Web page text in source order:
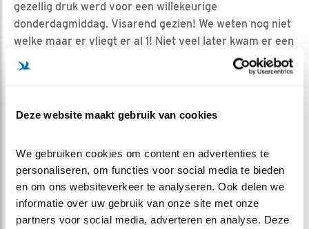
Deze website maakt gebruik van cookies
We gebruiken cookies om content en advertenties te
personaliseren, om functies voor social media te bieden
en om ons websiteverkeer te analyseren. Ook delen we
informatie over uw gebruik van onze site met onze
partners voor social media, adverteren en analyse. Deze
gezellig druk werd voor een willekeurige
donderdagmiddag. Visarend gezien! We weten nog niet
welke maar er vliegt er al 1! Niet veel later kwam er een
eerste foto binnen, en precies op dat moment lagen alle
BdL-camera's plat.
boswachter Harm blij de conclusie: Hij is terug. Dé man
waargenomen visarend binnen heel Nederland dit jaar.
"Verenkleed en ringcombi lijken goed. Wat een baas is
het toch!". Het prachtige blog van Kelvin zat nog vers in
mijn gedachten, en zo was de bijnaam BiesBaas in mijn
hoofd al snel ontstaan.